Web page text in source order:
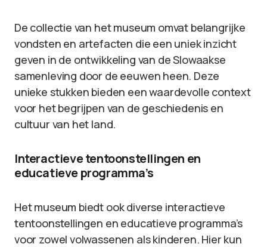
De collectie van het museum omvat belangrijke
vondsten en artefacten die een uniek inzicht
geven in de ontwikkeling van de Slowaakse
samenleving door de eeuwen heen. Deze
unieke stukken bieden een waardevolle context
voor het begrijpen van de geschiedenis en
cultuur van het land.
Interactieve tentoonstellingen en
educatieve programma’s
Het museum biedt ook diverse interactieve
tentoonstellingen en educatieve programma’s
voor zowel volwassenen als kinderen. Hier kun